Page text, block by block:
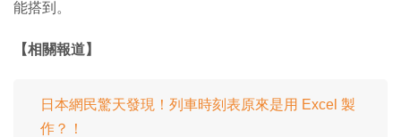
能搭到。
【相關報道】
日本網民驚天發現！列車時刻表原來是用 Excel 製
作？！